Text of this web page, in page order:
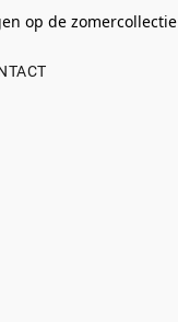
op de zomercollectie